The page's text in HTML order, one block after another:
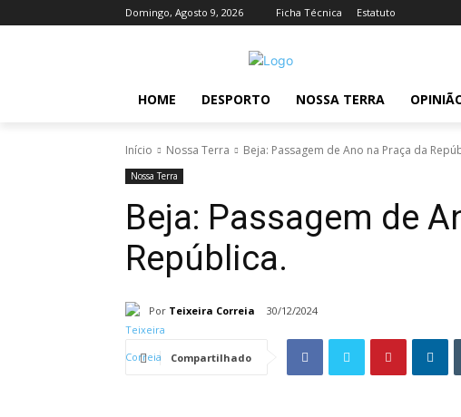
Domingo, Agosto 9, 2026 Ficha Técnica Estatuto
HOME DESPORTO NOSSA TERRA
Início Nossa Terra Beja: Passagem de Ano na Praça da
Nossa Terra
Beja: Passagem de
República.
Por Teixeira Correia 30/12/2024
Compartilhado